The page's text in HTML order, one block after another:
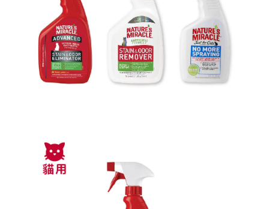
【宅配-貨到付款】1500免運
每筆NT$115，滿NT$1,500(含以上)免運費